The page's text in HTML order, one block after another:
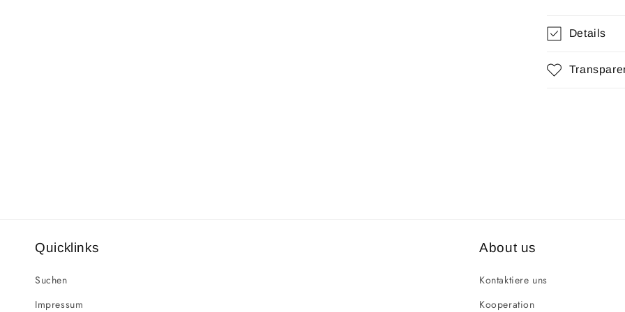
Details
Quicklinks
Suchen
Impressum
About us
Kontaktiere uns
Kooperation